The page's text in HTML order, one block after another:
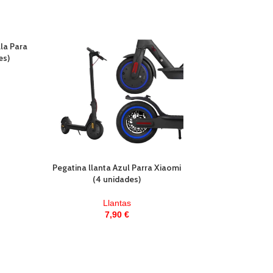
Para
Pegatina llanta Azul Parra Xiaomi
(4 unidades)
Llantas
7,90 €